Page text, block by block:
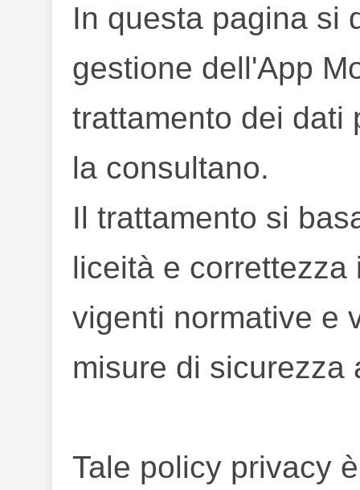
In questa pagina si
gestione dell'App
trattamento dei dati
la consultano.
Il trattamento si
liceità e
vigenti normative e
misure di sicurezza
Tale policy privacy